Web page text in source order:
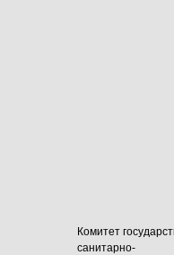
Комитет
санитарно-